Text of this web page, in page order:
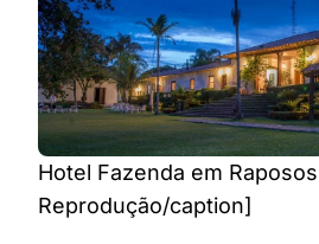
Hotel Fazenda em Raposos
Reprodução/caption]